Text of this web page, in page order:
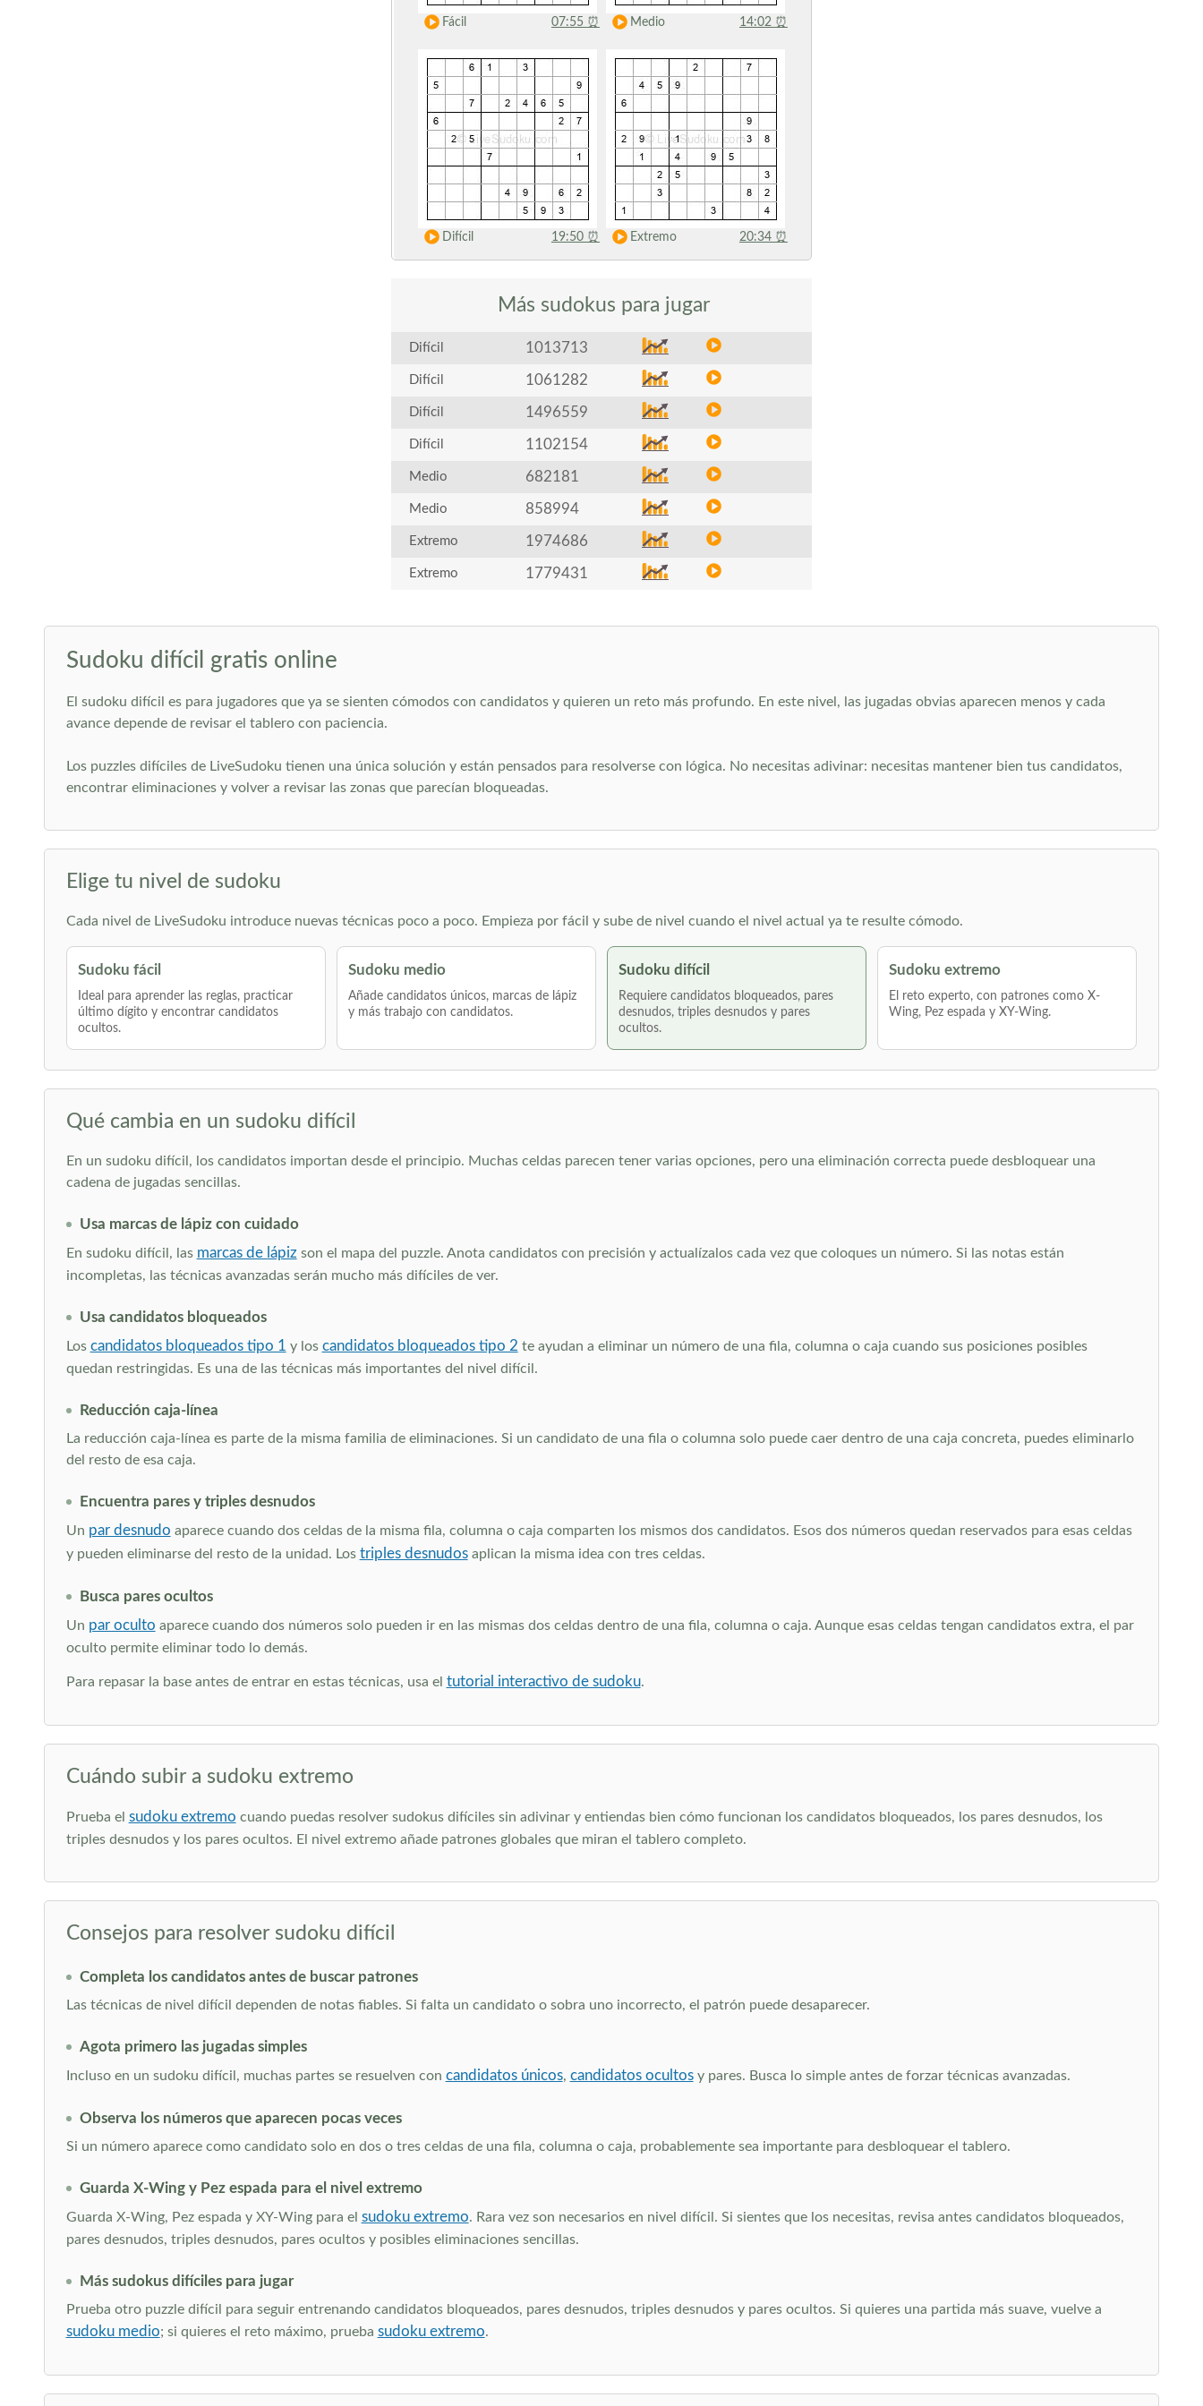
Fácil 07:55 ⏰ Medio 14:02 ⏰
Difícil 19:50 ⏰ Extremo 20:34 ⏰
Más sudokus para jugar
Difícil 1013713
Difícil 1061282
Difícil 1496559
Difícil 1102154
Medio 682181
Medio 858994
Extremo 1974686
Extremo 1779431
Sudoku difícil gratis online
El sudoku difícil es para jugadores que ya se sienten cómodos con candidatos y quieren un reto más profundo. En este nivel, las jugadas obvias aparecen menos y cada
avance depende de revisar el tablero con paciencia.
Los puzzles difíciles de LiveSudoku tienen una única solución y están pensados para resolverse con lógica. No necesitas adivinar: necesitas mantener bien tus candidatos,
encontrar eliminaciones y volver a revisar las zonas que parecían bloqueadas.
Elige tu nivel de sudoku
Cada nivel de LiveSudoku introduce nuevas técnicas poco a poco. Empieza por fácil y sube de nivel cuando el nivel actual ya te resulte cómodo.
Sudoku fácil
Ideal para aprender las reglas, practicar
último dígito y encontrar candidatos
ocultos.
Sudoku medio
Añade candidatos únicos, marcas de lápiz
y más trabajo con candidatos.
Sudoku difícil
Requiere candidatos bloqueados, pares
desnudos, triples desnudos y pares
ocultos.
Sudoku extremo
El reto experto, con patrones como X-
Wing, Pez espada y XY-Wing.
Qué cambia en un sudoku difícil
En un sudoku difícil, los candidatos importan desde el principio. Muchas celdas parecen tener varias opciones, pero una eliminación correcta puede desbloquear una
cadena de jugadas sencillas.
Usa marcas de lápiz con cuidado
En sudoku difícil, las marcas de lápizson el mapa del puzzle. Anota candidatos con precisión y actualízalos cada vez que coloques un número. Si las notas están
incompletas, las técnicas avanzadas serán mucho más difíciles de ver.
Usa candidatos bloqueados
Los candidatos bloqueados tipo 1 y los candidatos bloqueados tipo 2 te ayudan a eliminar un número de una fila, columna o caja cuando sus posiciones posibles
quedan restringidas. Es una de las técnicas más importantes del nivel difícil.
Reducción caja-línea
La reducción caja-línea es parte de la misma familia de eliminaciones. Si un candidato de una fila o columna solo puede caer dentro de una caja concreta, puedes eliminarlo
del resto de esa caja.
Encuentra pares y triples desnudos
Un par desnudo aparece cuando dos celdas de la misma fila, columna o caja comparten los mismos dos candidatos. Esos dos números quedan reservados para esas celdas
y pueden eliminarse del resto de la unidad. Los triples desnudosaplican la misma idea con tres celdas.
Busca pares ocultos
Un par oculto aparece cuando dos números solo pueden ir en las mismas dos celdas dentro de una fila, columna o caja. Aunque esas celdas tengan candidatos extra, el par
oculto permite eliminar todo lo demás.
Para repasar la base antes de entrar en estas técnicas, usa el tutorial interactivo de sudoku.
Cuándo subir a sudoku extremo
Prueba el sudoku extremo cuando puedas resolver sudokus difíciles sin adivinar y entiendas bien cómo funcionan los candidatos bloqueados, los pares desnudos, los
triples desnudos y los pares ocultos. El nivel extremo añade patrones globales que miran el tablero completo.
Consejos para resolver sudoku difícil
Completa los candidatos antes de buscar patrones
Las técnicas de nivel difícil dependen de notas fiables. Si falta un candidato o sobra uno incorrecto, el patrón puede desaparecer.
Agota primero las jugadas simples
Incluso en un sudoku difícil, muchas partes se resuelven con candidatos únicos, candidatos ocultosy pares. Busca lo simple antes de forzar técnicas avanzadas.
Observa los números que aparecen pocas veces
Si un número aparece como candidato solo en dos o tres celdas de una fila, columna o caja, probablemente sea importante para desbloquear el tablero.
Guarda X-Wing y Pez espada para el nivel extremo
Guarda X-Wing, Pez espada y XY-Wing para el sudoku extremo. Rara vez son necesarios en nivel difícil. Si sientes que los necesitas, revisa antes candidatos bloqueados,
pares desnudos, triples desnudos, pares ocultos y posibles eliminaciones sencillas.
Más sudokus difíciles para jugar
Prueba otro puzzle difícil para seguir entrenando candidatos bloqueados, pares desnudos, triples desnudos y pares ocultos. Si quieres una partida más suave, vuelve a
sudoku medio; si quieres el reto máximo, prueba sudoku extremo.